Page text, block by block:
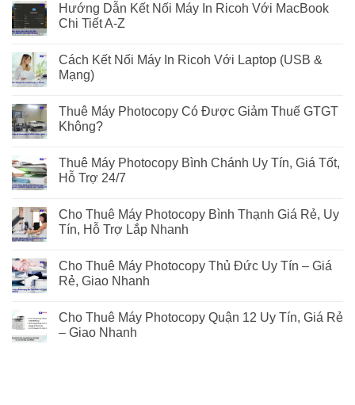
Hướng Dẫn Kết Nối Máy In Ricoh Với MacBook
Chi Tiết A-Z
Cách Kết Nối Máy In Ricoh Với Laptop (USB &
Mạng)
Thuê Máy Photocopy Có Được Giảm Thuế GTGT
Không?
Thuê Máy Photocopy Bình Chánh Uy Tín, Giá Tốt,
Hỗ Trợ 24/7
Cho Thuê Máy Photocopy Bình Thạnh Giá Rẻ, Uy
Tín, Hỗ Trợ Lắp Nhanh
Cho Thuê Máy Photocopy Thủ Đức Uy Tín – Giá
Rẻ, Giao Nhanh
Cho Thuê Máy Photocopy Quận 12 Uy Tín, Giá Rẻ
– Giao Nhanh